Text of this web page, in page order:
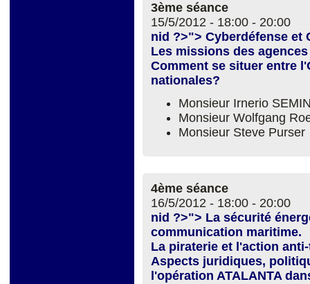
3ème séance
15/5/2012 - 18:00 - 20:00
nid ?>"> Cyberdéfense et
Les missions des
Comment se situer entre
nationales?
Monsieur Irnerio
Monsieur Wolfgang
Monsieur Steve Purser
4ème séance
16/5/2012 - 18:00 - 20:00
nid ?>"> La sécurité
communication maritime.
La piraterie et l'action
Aspects juridiques,
l'opération ATALANTA